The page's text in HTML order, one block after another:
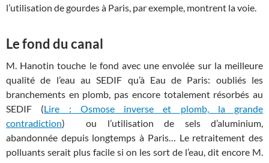
l’utilisation de gourdes à Paris, par exemple, montrent la voie.
Le fond du canal
M. Hanotin touche le fond avec une envolée sur la meilleure
qualité de l’eau au SEDIF qu’à Eau de Paris: oubliés les
branchements en plomb, pas encore totalement résorbés au
SEDIF (Lire : Osmose inverse et plomb, la grande
contradiction) ou l’utilisation de sels d’aluminium,
abandonnée depuis longtemps à Paris… Le retraitement des
polluants serait plus facile si on les sort de l’eau, dit encore M.